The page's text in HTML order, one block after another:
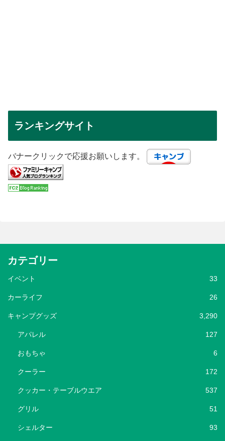
ランキングサイト
バナークリックで応援お願いします。
カテゴリー
イベント 33
カーライフ 26
キャンプグッズ 3,290
アパレル 127
おもちゃ 6
クーラー 172
クッカー・テーブルウエア 537
グリル 51
シェルター 93